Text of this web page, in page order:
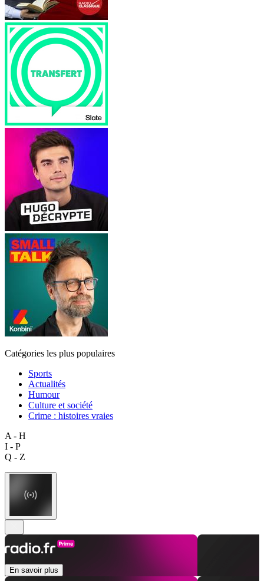
Catégories les plus populaires
Sports
Actualités
Humour
Culture et société
Crime : histoires vraies
A - H
I - P
Q - Z
En savoir plus